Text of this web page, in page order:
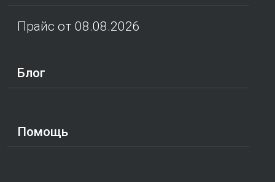
Прайс от 08.08.2026
Блог
Помощь